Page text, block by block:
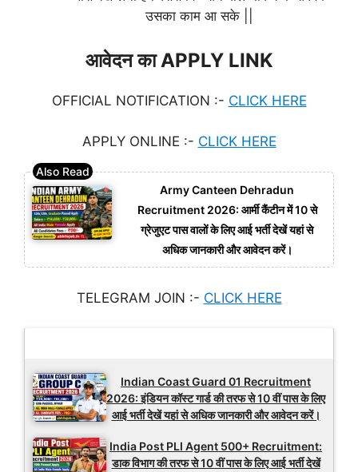
उसका काम आ सके ||
आवेदन का APPLY LINK
OFFICIAL NOTIFICATION :- CLICK HERE
APPLY ONLINE :- CLICK HERE
Army Canteen Dehradun
Recruitment 2026: आर्मी कैंटीन में 10 से
ग्रेजुएट पास वालों के लिए आई भर्ती देखें यहां से
अधिक जानकारी और आवेदन करें।
TELEGRAM JOIN :- CLICK HERE
Indian Coast Guard 01 Recruitment
2026: इंडियन कॉस्ट गार्ड की तरफ से 10 वीं पास के लिए
आई भर्ती देखें यहां से अधिक जानकारी और आवेदन करें।
India Post PLI Agent 500+ Recruitment:
डाक विभाग की तरफ से 10 वीं पास के लिए आई भर्ती देखें